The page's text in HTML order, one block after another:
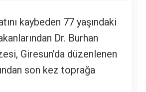
kaybeden 77 yaşındaki
Dr. Burhan
Giresun’da düzenlenen
son kez toprağa